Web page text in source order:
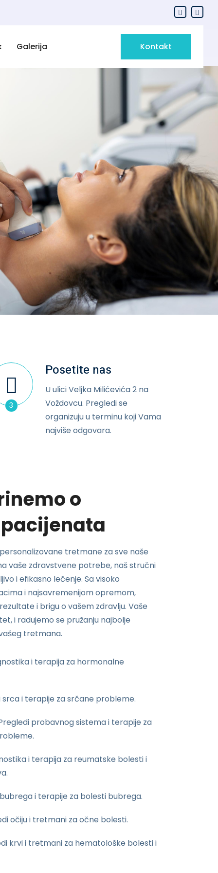
Galerija Kontakt
3
Posetite nas
U ulici Veljka Milićevića 2 na
Voždovcu. Pregledi se
organizuju u terminu koji Vama
najviše odgovara.
o
tretmane za sve naše
vaše zdravstvene potrebe, naš stručni
i efikasno lečenje. Sa visoko
i najsavremenijom opremom,
i brigu o vašem zdravlju. Vaše
i radujemo se pružanju najbolje
tretmana.
i terapija za hormonalne
srca i terapije za srčane probleme.
probavnog sistema i terapije za
i terapija za reumatske bolesti i
i terapije za bolesti bubrega.
očiju i tretmani za očne bolesti.
krvi i tretmani za hematološke bolesti i